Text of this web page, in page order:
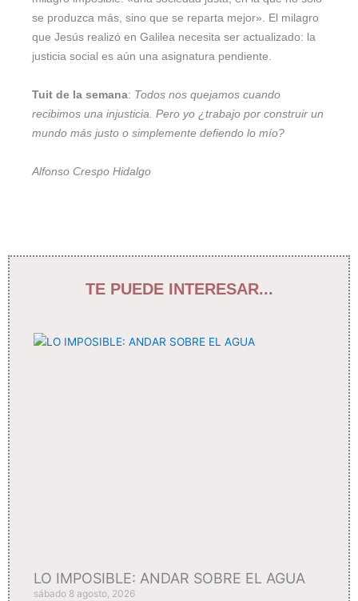
se produzca más, sino que se reparta mejor». El milagro
que Jesús realizó en Galilea necesita ser actualizado: la
justicia social es aún una asignatura pendiente.
Tuit de la semana: Todos nos quejamos cuando
recibimos una injusticia. Pero yo ¿trabajo por construir un
mundo más justo o simplemente defiendo lo mío?
Alfonso Crespo Hidalgo
TE PUEDE INTERESAR...
LO IMPOSIBLE: ANDAR SOBRE EL AGUA
sábado 8 agosto, 2026